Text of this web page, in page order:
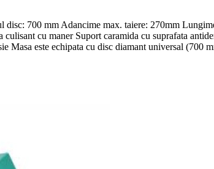
700 mm Adancime max. taiere: 270mm
cu maner Suport caramida cu suprafata
este echipata cu disc diamant universal (700